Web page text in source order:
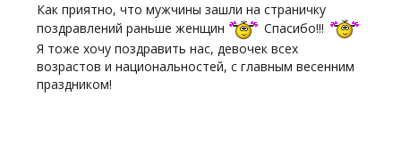
Как приятно, что мужчины зашли на страничку
поздравлений раньше женщин
Спасибо!!!
Я тоже хочу поздравить нас, девочек всех
возрастов и национальностей, с главным весенним
праздником!